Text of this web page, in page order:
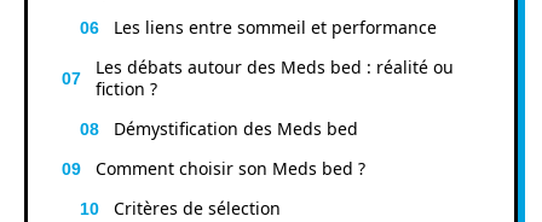
Les liens entre sommeil et performance
Les débats autour des Meds bed : réalité ou
fiction ?
Démystification des Meds bed
Comment choisir son Meds bed ?
Critères de sélection